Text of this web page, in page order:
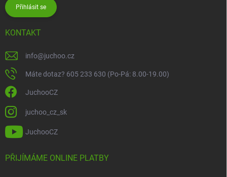
Přihlásit se
KONTAKT
info@juchoo.cz
Máte dotaz? 605 233 630 (Po-Pá: 8.00-19.00)
JuchooCZ
juchoo_cz_sk
JuchooCZ
PŘIJÍMÁME ONLINE PLATBY